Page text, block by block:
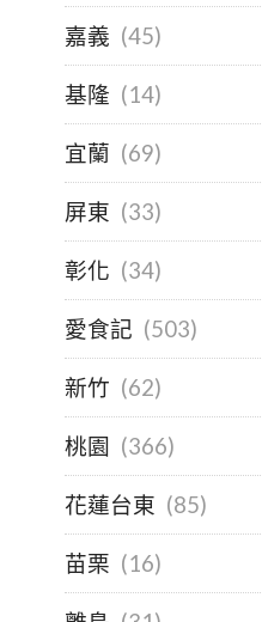
嘉義 (45)
基隆 (14)
宜蘭 (69)
屏東 (33)
彰化 (34)
愛食記 (503)
新竹 (62)
桃園 (366)
花蓮台東 (85)
苗栗 (16)